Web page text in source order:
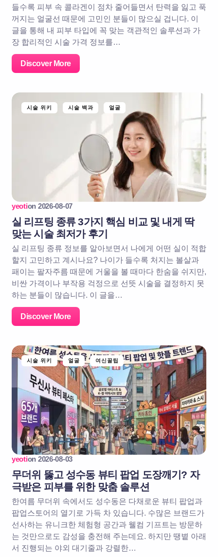
들수록 피부 속 콜라겐이 점차 줄어들면서 탄력을 잃고 푹
꺼지는 얼굴선 때문에 고민인 분들이 많으실 겁니다. 이
글을 통해 내 피부 타입에 꼭 맞는 객관적인 솔루션과 가
장 합리적인 시술 가격 정보를…
Discover More
시술 위키 시술 백과 얼굴
yeotion 2026-08-07
실 리프팅 종류 3가지 핵심 비교 및 내게 딱
맞는 시술 최저가 후기
실 리프팅 종류 정보를 알아보면서 나에게 어떤 실이 적합
할지 고민하고 계시나요? 나이가 들수록 처지는 볼살과
패이는 팔자주름 때문에 거울을 볼 때마다 한숨을 쉬지만,
비싼 가격이나 부작용 걱정으로 선뜻 시술을 결정하지 못
하는 분들이 많습니다. 이 글을…
Discover More
시술 위키 얼굴 여신꿀팁
yeotion 2026-08-03
무더위 뚫고 성수동 뷰티 팝업 도장깨기? 자
극받은 피부를 위한 맞춤 솔루션
한여름 무더위 속에서도 성수동은 다채로운 뷰티 팝업과
팝업스토어의 열기로 가득 차 있습니다. 수많은 브랜드가
선사하는 유니크한 체험형 공간과 웰컴 기프트는 방문하
는 것만으로도 감성을 충전해 주는데요. 하지만 땡볕 아래
서 진행되는 야외 대기줄과 강렬한…